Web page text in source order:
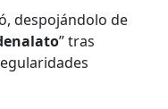
despojándolo de
” tras